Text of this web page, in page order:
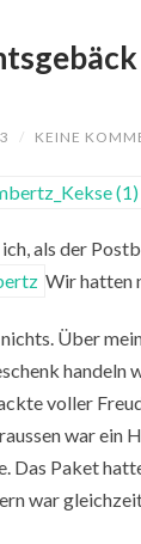
/ KEINE
als der
Wir hatten
Über
handeln
voller
war ein
Das Paket
war